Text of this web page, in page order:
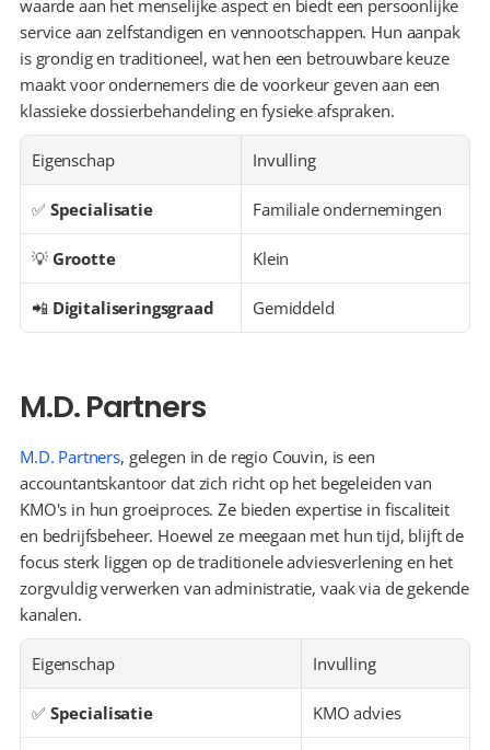
waarde aan het menselijke aspect en biedt een persoonlijke
service aan zelfstandigen en vennootschappen. Hun aanpak
is grondig en traditioneel, wat hen een betrouwbare keuze
maakt voor ondernemers die de voorkeur geven aan een
klassieke dossierbehandeling en fysieke afspraken.
Eigenschap Invulling
✅ Specialisatie Familiale ondernemingen
💡 Grootte Klein
📲 Digitaliseringsgraad Gemiddeld
M.D. Partners
M.D. Partners, gelegen in de regio Couvin, is een
accountantskantoor dat zich richt op het begeleiden van
KMO's in hun groeiproces. Ze bieden expertise in fiscaliteit
en bedrijfsbeheer. Hoewel ze meegaan met hun tijd, blijft de
focus sterk liggen op de traditionele adviesverlening en het
zorgvuldig verwerken van administratie, vaak via de gekende
kanalen.
Eigenschap Invulling
✅ Specialisatie KMO advies